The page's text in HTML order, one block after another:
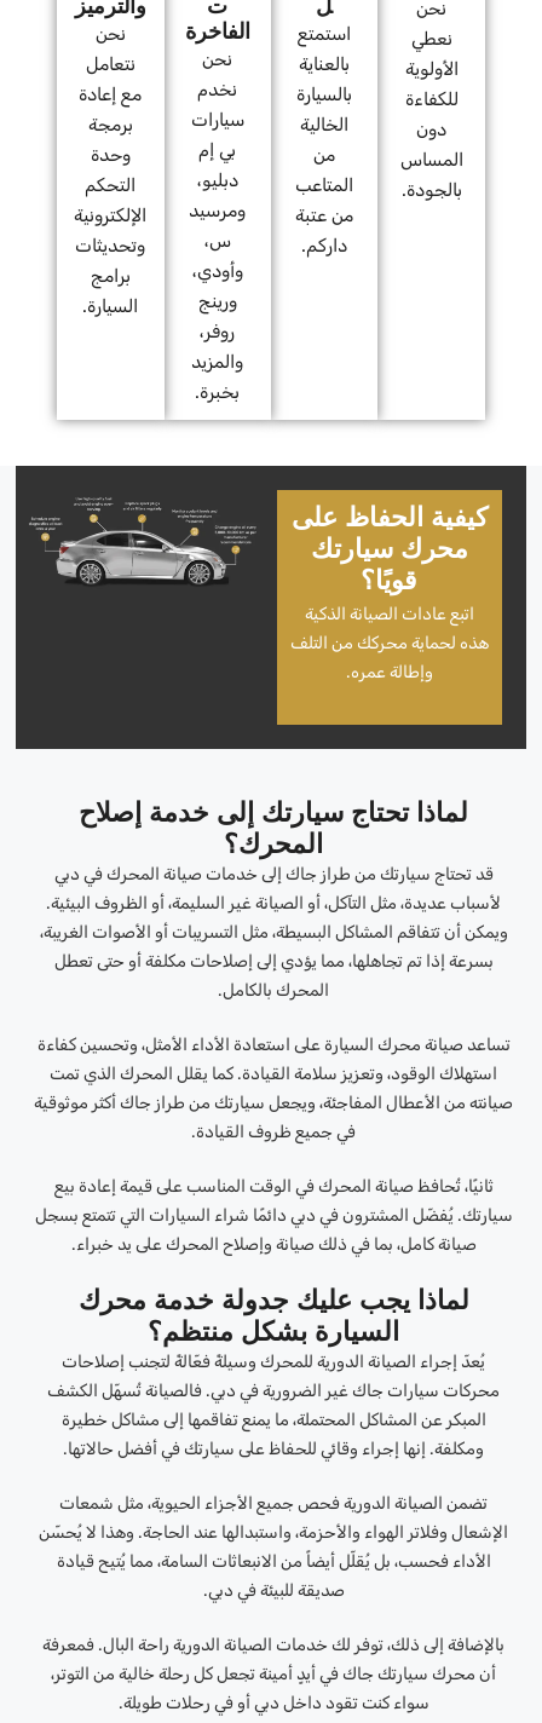
نحن
نعطي
الأولوية
للكفاءة
دون
المساس
بالجودة.
ل
استمتع
بالعناية
بالسيارة
الخالية
من
المتاعب
من عتبة
داركم.
ت
الفاخرة
نحن
نخدم
سيارات
بي إم
دبليو،
ومرسيد
س،
وأودي،
ورينج
روفر،
والمزيد
بخبرة.
والترميز
نحن
نتعامل
مع إعادة
برمجة
وحدة
التحكم
الإلكترونية
وتحديثات
برامج
السيارة.
كيفية الحفاظ على
محرك سيارتك
قويًا؟
اتبع عادات الصيانة الذكية
هذه لحماية محركك من التلف
وإطالة عمره.
لماذا تحتاج سيارتك إلى خدمة إصلاح
المحرك؟
قد تحتاج سيارتك من طراز جاك إلى خدمات صيانة المحرك في دبي
لأسباب عديدة، مثل التآكل، أو الصيانة غير السليمة، أو الظروف البيئية.
ويمكن أن تتفاقم المشاكل البسيطة، مثل التسريبات أو الأصوات الغريبة،
بسرعة إذا تم تجاهلها، مما يؤدي إلى إصلاحات مكلفة أو حتى تعطل
المحرك بالكامل.
تساعد صيانة محرك السيارة على استعادة الأداء الأمثل، وتحسين كفاءة
استهلاك الوقود، وتعزيز سلامة القيادة. كما يقلل المحرك الذي تمت
صيانته من الأعطال المفاجئة، ويجعل سيارتك من طراز جاك أكثر موثوقية
في جميع ظروف القيادة.
ثانيًا، تُحافظ صيانة المحرك في الوقت المناسب على قيمة إعادة بيع
سيارتك. يُفضّل المشترون في دبي دائمًا شراء السيارات التي تتمتع بسجل
صيانة كامل، بما في ذلك صيانة وإصلاح المحرك على يد خبراء.
لماذا يجب عليك جدولة خدمة محرك
السيارة بشكل منتظم؟
يُعدّ إجراء الصيانة الدورية للمحرك وسيلةً فعّالةً لتجنب إصلاحات
محركات سيارات جاك غير الضرورية في دبي. فالصيانة تُسهّل الكشف
المبكر عن المشاكل المحتملة، ما يمنع تفاقمها إلى مشاكل خطيرة
ومكلفة. إنها إجراء وقائي للحفاظ على سيارتك في أفضل حالاتها.
تضمن الصيانة الدورية فحص جميع الأجزاء الحيوية، مثل شمعات
الإشعال وفلاتر الهواء والأحزمة، واستبدالها عند الحاجة. وهذا لا يُحسّن
الأداء فحسب، بل يُقلّل أيضاً من الانبعاثات السامة، مما يُتيح قيادة
صديقة للبيئة في دبي.
بالإضافة إلى ذلك، توفر لك خدمات الصيانة الدورية راحة البال. فمعرفة
أن محرك سيارتك جاك في أيدٍ أمينة تجعل كل رحلة خالية من التوتر،
سواء كنت تقود داخل دبي أو في رحلات طويلة.